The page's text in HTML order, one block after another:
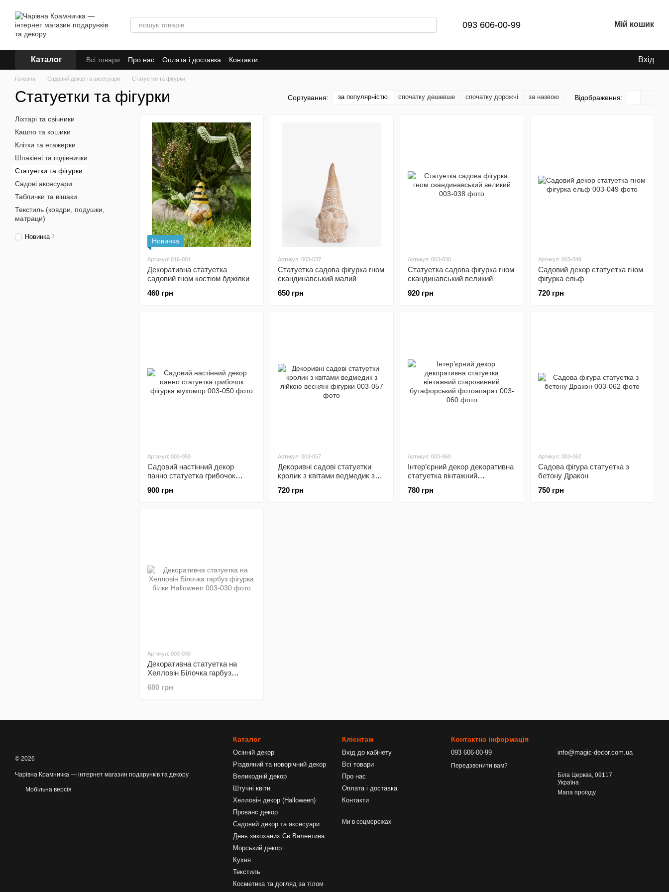
093 606-00-99 Мій кошик
Каталог Всі товари Про нас Оплата і доставка Контакти Вхід
Головна Садовий декор та аксесуари Статуетки та фігурки
Статуетки та фігурки Сортування: за популярністю спочатку дешевше спочатку дорожчі за назвою Відображення:
Новинка
Артикул: 016-001
Декоративна статуетка
садовий гном костюм бджілки
460 грн
Артикул: 003-037
Статуетка садова фігурка гном
скандинавський малий
650 грн
Артикул: 003-038
Статуетка садова фігурка гном
скандинавський великий
920 грн
Артикул: 003-049
Садовий декор статуетка гном
фігурка ельф
720 грн
Артикул: 003-050
Садовий настінний декор
панно статуетка грибочок
900 грн
Артикул: 003-057
Декоривні садові статуетки
кролик з квітами ведмедик з
720 грн
Артикул: 003-060
Інтер’єрний декор декоративна
статуетка вінтажний
фотоапарат
780 грн
Артикул: 003-062
Садова фігура статуетка з
бетону Дракон
750 грн
Артикул: 003-030
Декоративна статуетка на
Хелловін Білочка гарбуз
680 грн
Ліхтарі та свічники
Кашпо та кошики
Клітки та етажерки
Шпаківні та годівнички
Статуетки та фігурки
Садові аксесуари
Таблички та вішаки
Текстиль (ковдри, подушки,
матраци)
Новинка 1
© 2026
Чарівна Крамничка — інтернет магазин подарунків та декору
Мобільна версія
Каталог
Осінній декор
Різдвяний та новорічний декор
Великодній декор
Штучні квіти
Хелловін декор (Halloween)
Прованс декор
Садовий декор та аксесуари
День закоханих Св.Валентина
Морський декор
Кухня
Текстиль
Косметика та догляд за тілом
Клієнтам
Вхід до кабінету
Всі товари
Про нас
Оплата і доставка
Контакти
Ми в соцмережах
Контактна інформація
093 606-00-99
Передзвонити вам?
info@magic-decor.com.ua
Біла Церква, 09117
Україна
Мапа проїзду